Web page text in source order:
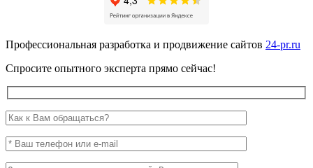
Профессиональная разработка и продвижение сайтов 24-pr.ru
Спросите опытного эксперта прямо сейчас!